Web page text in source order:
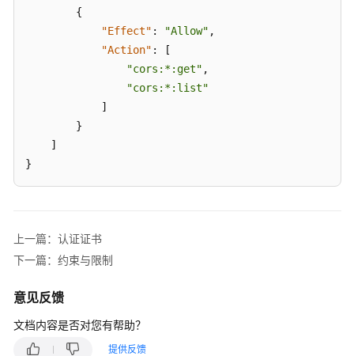
支
系
统
限
{
"Effect" : "Allow" ,
"Action" :
[
"cors:*:get" ,
"cors:*:list"
]
}
]
}
上一篇：认证证书
下一篇：约束与限制
意见反馈
文档内容是否对您有帮助？
提供反馈